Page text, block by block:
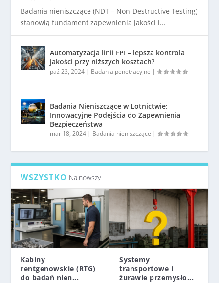
Badania nieniszczące (NDT – Non-Destructive Testing)
stanowią fundament zapewnienia jakości i...
Automatyzacja linii FPI – lepsza kontrola
jakości przy niższych kosztach?
paź 23, 2024 | Badania penetracyjne |
Badania Nieniszczące w Lotnictwie:
Innowacyjne Podejścia do Zapewnienia
Bezpieczeństwa
mar 18, 2024 | Badania nieniszczące |
WSZYSTKO Najnowszy
Kabiny
rentgenowskie (RTG)
do badań nien...
Systemy
transportowe i
żurawie przemysło...